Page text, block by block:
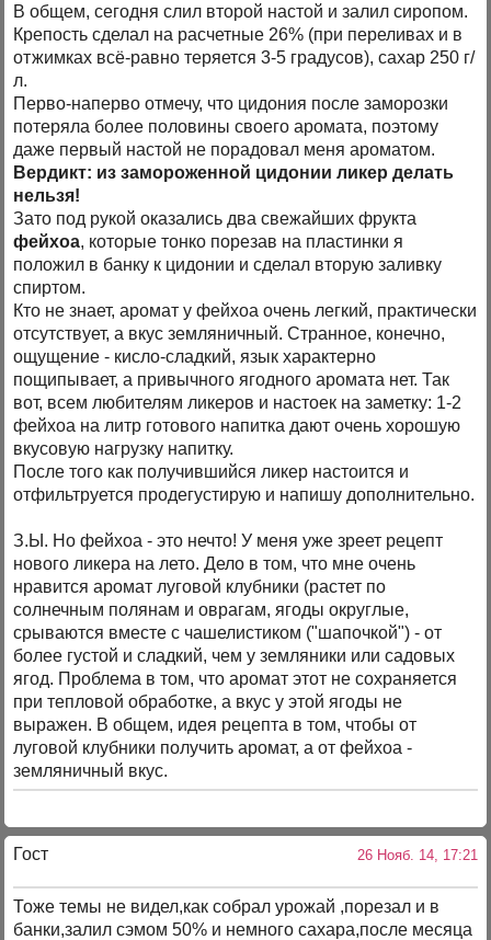
В общем, сегодня слил второй настой и залил сиропом.
Крепость сделал на расчетные 26% (при переливах и в
отжимках всё-равно теряется 3-5 градусов), сахар 250 г/
л.
Перво-наперво отмечу, что цидония после заморозки
потеряла более половины своего аромата, поэтому
даже первый настой не порадовал меня ароматом.
Вердикт: из замороженной цидонии ликер делать
нельзя!
Зато под рукой оказались два свежайших фрукта
фейхоа, которые тонко порезав на пластинки я
положил в банку к цидонии и сделал вторую заливку
спиртом.
Кто не знает, аромат у фейхоа очень легкий, практически
отсутствует, а вкус земляничный. Странное, конечно,
ощущение - кисло-сладкий, язык характерно
пощипывает, а привычного ягодного аромата нет. Так
вот, всем любителям ликеров и настоек на заметку: 1-2
фейхоа на литр готового напитка дают очень хорошую
вкусовую нагрузку напитку.
После того как получившийся ликер настоится и
отфильтруется продегустирую и напишу дополнительно.
З.Ы. Но фейхоа - это нечто! У меня уже зреет рецепт
нового ликера на лето. Дело в том, что мне очень
нравится аромат луговой клубники (растет по
солнечным полянам и оврагам, ягоды округлые,
срываются вместе с чашелистиком ("шапочкой") - от
более густой и сладкий, чем у земляники или садовых
ягод. Проблема в том, что аромат этот не сохраняется
при тепловой обработке, а вкус у этой ягоды не
выражен. В общем, идея рецепта в том, чтобы от
луговой клубники получить аромат, а от фейхоа -
земляничный вкус.
Гост 26 Нояб. 14, 17:21
Тоже темы не видел,как собрал урожай ,порезал и в
банки,залил сэмом 50% и немного сахара,после месяца